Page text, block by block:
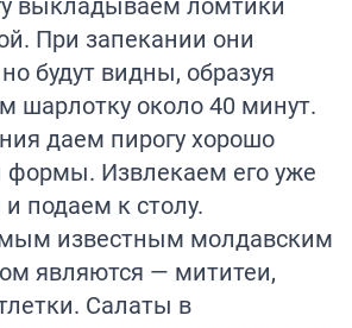
При запекании они
будут видны, образуя
шарлотку около 40 минут.
даем пирогу хорошо
формы. Извлекаем его уже
подаем к столу.
известным молдавским
являются — мититеи,
Салаты в